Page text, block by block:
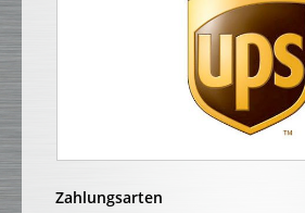
Zahlungsarten